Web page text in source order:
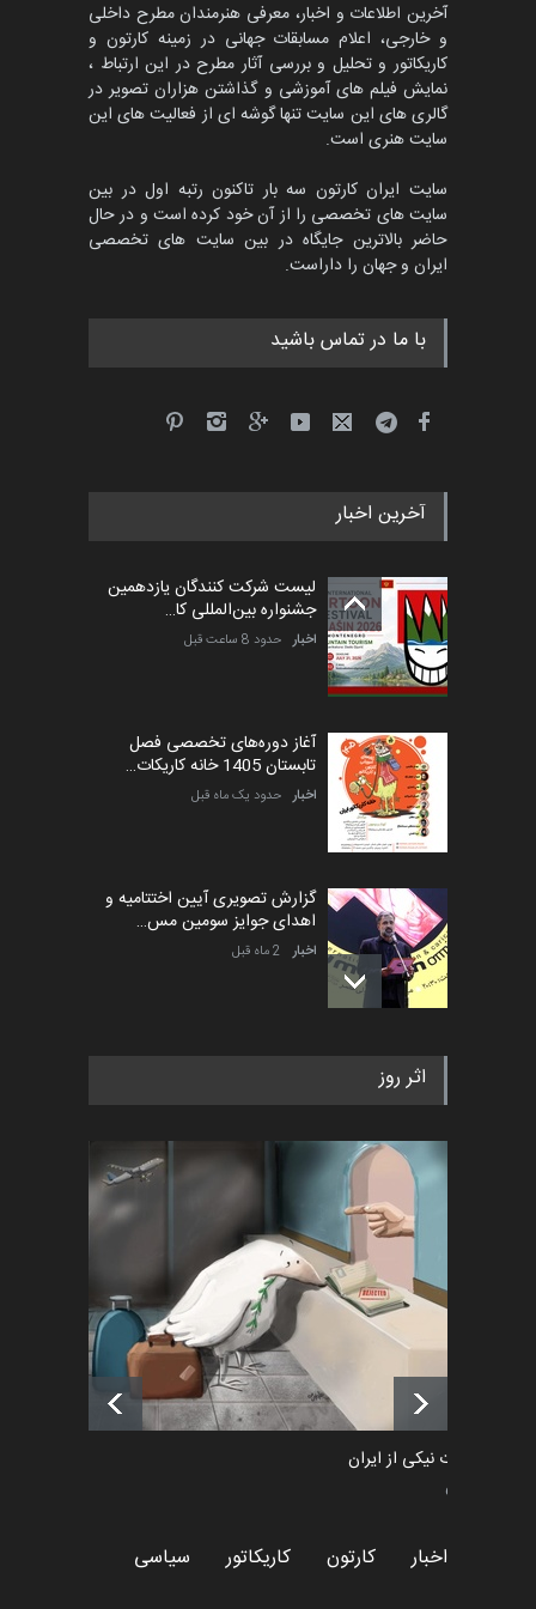
مسابقۀ بین‌المللی کارتون و
کاریکاتور «البغلی…
مهلت 3 ماه دیگر
پنجمین مسابقۀ بین‌المللی
کارتون CARTUNION ، …
مهلت
مهلت
پنجمین مسابقۀ بین‌المللی
مهلت 5 ماه دیگر
آخرین اطلاعات و اخبار، معرفی هنرمندان مطرح داخلی
و خارجی، اعلام مسابقات جهانی در زمینه کارتون و
کاریکاتور و تحلیل و بررسی آثار مطرح در این ارتباط ،
نمایش فیلم های آموزشی و گذاشتن هزاران تصویر در
گالری های این سایت تنها گوشه ای از فعالیت های این
سایت هنری است.
سایت ایران کارتون سه بار تاکنون رتبه اول در بین
سایت های تخصصی را از آن خود کرده است و در حال
حاضر بالاترین جایگاه در بین سایت های تخصصی
ایران و جهان را داراست.
با ما در تماس باشید
آخرین اخبار
لیست شرکت کنندگان یازدهمین
جشنواره بین‌المللی کا…
اخبار حدود 8 ساعت قبل
آغاز دوره‌های تخصصی فصل
تابستان 1405 خانه کاریکات…
اخبار حدود یک ماه قبل
گزارش تصویری آیین اختتامیه و
اهدای جوایز سومین مس…
اخبار 2 ماه قبل
به یاد اردوغان باشول (۱۹۳۶–
اخبار 2 ماه قبل
رویداد کارگاهی کارتون و پوستر
«ایران سربلند» به ا…
اخبار 6 ماه قبل
فراخوان رویداد کارگاهی کارتون و
پوستر "ایران سربل…
اخبار 6 ماه قبل
اثر روز
طراوت نیکی از ایران
سیاسی
اخبار کارتون کاریکاتور سیاسی